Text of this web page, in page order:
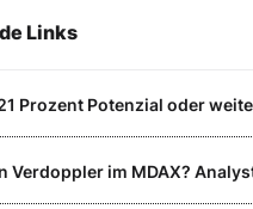
Links
Prozent Potenzial oder
Verdoppler im MDAX?